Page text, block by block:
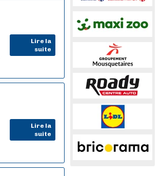
Lire la
suite
Lire la
suite